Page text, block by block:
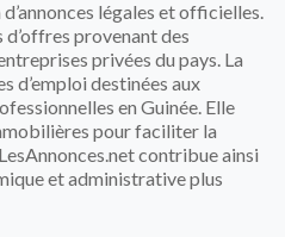
légales et officielles.
provenant des
privées du pays. La
d’emploi destinées aux
en Guinée. Elle
pour faciliter la
contribue ainsi
et administrative plus